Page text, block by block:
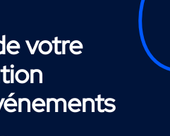
votre